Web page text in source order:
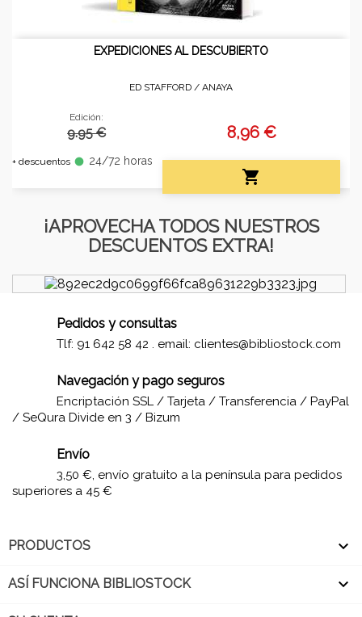
EXPEDICIONES AL DESCUBIERTO
ED STAFFORD / ANAYA
Edición:
9.95 €
+ descuentos fiber_manual_record 24/72 horas
8,96 €

¡APROVECHA TODOS NUESTROS
DESCUENTOS EXTRA!
Pedidos y consultas
Tlf: 91 642 58 42 . email: clientes@bibliostock.com
Navegación y pago seguros
Encriptación SSL / Tarjeta / Transferencia / PayPal
/ SeQura Divide en 3 / Bizum
Envío
3,50 €, envío gratuito a la península para pedidos
superiores a 45 €
PRODUCTOS 
ASÍ FUNCIONA BIBLIOSTOCK 